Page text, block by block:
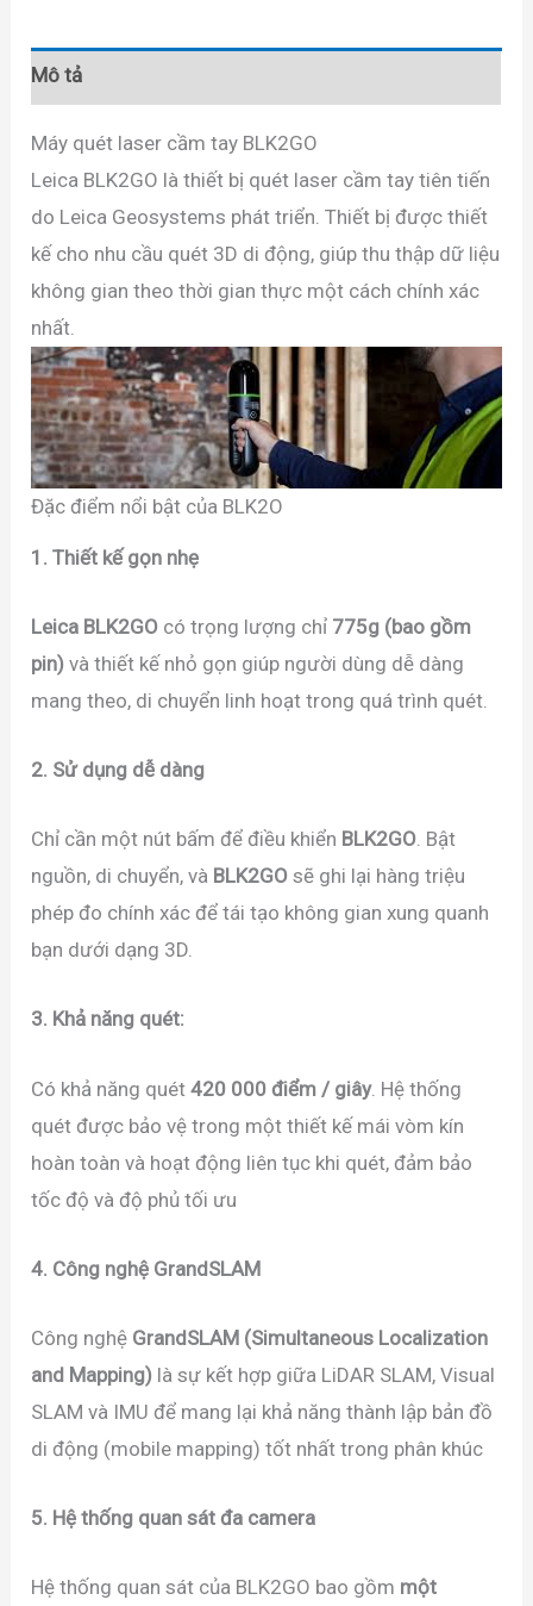
Mô tả
Máy quét laser cầm tay BLK2GO
Leica BLK2GO là thiết bị quét laser cầm tay tiên tiến
do Leica Geosystems phát triển. Thiết bị được thiết
kế cho nhu cầu quét 3D di động, giúp thu thập dữ liệu
không gian theo thời gian thực một cách chính xác
nhất.
Đặc điểm nổi bật của BLK2O
1. Thiết kế gọn nhẹ
Leica BLK2GO có trọng lượng chỉ 775g (bao gồm
pin)và thiết kế nhỏ gọn giúp người dùng dễ dàng
mang theo, di chuyển linh hoạt trong quá trình quét.
2. Sử dụng dễ dàng
Chỉ cần một nút bấm để điều khiển BLK2GO. Bật
nguồn, di chuyển, và BLK2GO sẽ ghi lại hàng triệu
phép đo chính xác để tái tạo không gian xung quanh
bạn dưới dạng 3D.
3. Khả năng quét:
Có khả năng quét420 000 điểm / giây. Hệ thống
quét được bảo vệ trong một thiết kế mái vòm kín
hoàn toàn và hoạt động liên tục khi quét, đảm bảo
tốc độ và độ phủ tối ưu
4. Công nghệ GrandSLAM
Công nghệ GrandSLAM (Simultaneous Localization
and Mapping) là sự kết hợp giữa LiDAR SLAM, Visual
SLAM và IMU để mang lại khả năng thành lập bản đồ
di động (mobile mapping) tốt nhất trong phân khúc
5. Hệ thống quan sát đa camera
Hệ thống quan sát của BLK2GO bao gồm một